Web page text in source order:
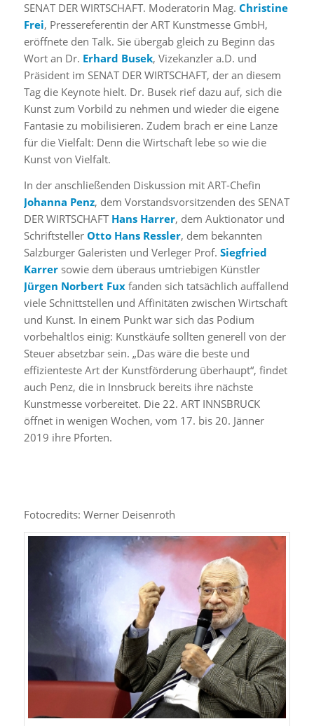
SENAT DER WIRTSCHAFT. Moderatorin Mag. Christine
Frei, Pressereferentin der ART Kunstmesse GmbH,
eröffnete den Talk. Sie übergab gleich zu Beginn das
Wort an Dr. Erhard Busek, Vizekanzler a.D. und
Präsident im SENAT DER WIRTSCHAFT, der an diesem
Tag die Keynote hielt. Dr. Busek rief dazu auf, sich die
Kunst zum Vorbild zu nehmen und wieder die eigene
Fantasie zu mobilisieren. Zudem brach er eine Lanze
für die Vielfalt: Denn die Wirtschaft lebe so wie die
Kunst von Vielfalt.
In der anschließenden Diskussion mit ART-Chefin
Johanna Penz, dem Vorstandsvorsitzenden des SENAT
DER WIRTSCHAFT Hans Harrer, dem Auktionator und
Schriftsteller Otto Hans Ressler, dem bekannten
Salzburger Galeristen und Verleger Prof. Siegfried
Karrersowie dem überaus umtriebigen Künstler
Jürgen Norbert Fuxfanden sich tatsächlich auffallend
viele Schnittstellen und Affinitäten zwischen Wirtschaft
und Kunst. In einem Punkt war sich das Podium
vorbehaltlos einig: Kunstkäufe sollten generell von der
Steuer absetzbar sein. „Das wäre die beste und
effizienteste Art der Kunstförderung überhaupt“, findet
auch Penz, die in Innsbruck bereits ihre nächste
Kunstmesse vorbereitet. Die 22. ART INNSBRUCK
öffnet in wenigen Wochen, vom 17. bis 20. Jänner
2019 ihre Pforten.
Fotocredits: Werner Deisenroth